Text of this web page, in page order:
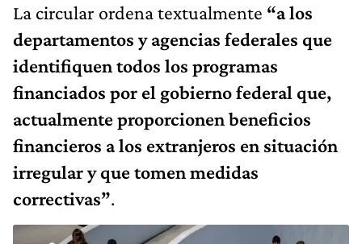
La circular ordena textualmente “a los
departamentos y agencias federales que
identifiquen todos los programas
financiados por el gobierno federal que,
actualmente proporcionen beneficios
financieros a los extranjeros en situación
irregular y que tomen medidas
correctivas”.